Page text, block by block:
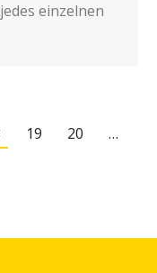
einzelnen
19 20
…